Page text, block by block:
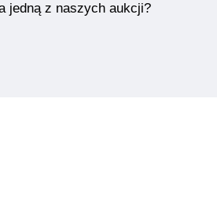
jedną z naszych aukcji?